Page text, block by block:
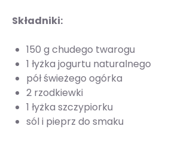
Składniki:
150 g chudego twarogu
1 łyżka jogurtu naturalnego
pół świeżego ogórka
2 rzodkiewki
1 łyżka szczypiorku
sól i pieprz do smaku